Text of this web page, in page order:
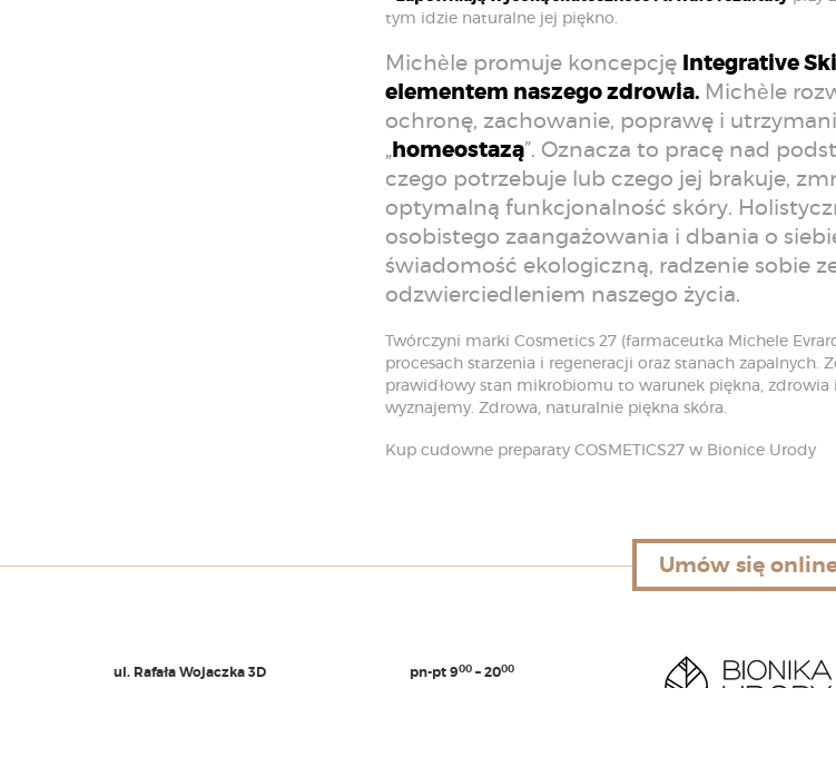
tym idzie naturalne jej piękno.
Michèle promuje koncepcję Integrative
elementem naszego zdrowia. Michèle
ochronę, zachowanie, poprawę i
„homeostazą”. Oznacza to pracę nad
czego potrzebuje lub czego jej brakuje,
optymalną funkcjonalność skóry.
osobistego zaangażowania i dbania o
świadomość ekologiczną, radzenie sobie
odzwierciedleniem naszego życia.
Twórczyni marki Cosmetics 27 (farmaceutka Michele
procesach starzenia i regeneracji oraz stanach
prawidłowy stan mikrobiomu to warunek piękna,
wyznajemy. Zdrowa, naturalnie piękna skóra.
Kup cudowne preparaty COSMETICS27 w Bionice Urody
Umów się
Umów się
ul. Rafała Wojaczka 3D
pn-pt 900 – 2000